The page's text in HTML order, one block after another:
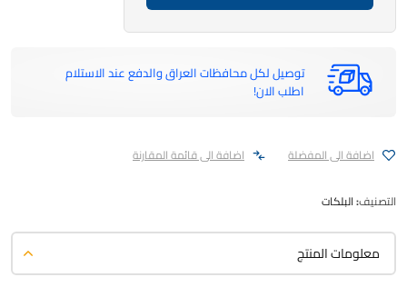
توصيل لكل محافظات العراق والدفع عند الاستلام
اطلب الان!
اضافة الى المفضلة اضافة الى قائمة المقارنة
التصنيف:البلكات
معلومات المنتج